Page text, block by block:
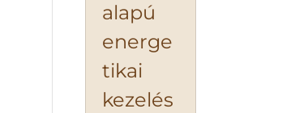
alapú
energe
tikai
kezelés